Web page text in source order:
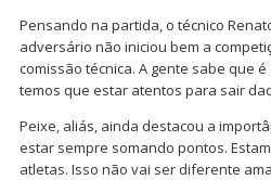
Pensando na partida, o técnico
adversário não iniciou bem a
comissão técnica. A gente sabe que
temos que estar atentos para sair
Peixe, aliás, ainda destacou a
estar sempre somando pontos.
atletas. Isso não vai ser diferente